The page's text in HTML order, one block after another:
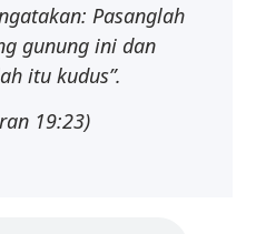
Pasanglah
gunung ini dan
itu kudus”.
19:23)